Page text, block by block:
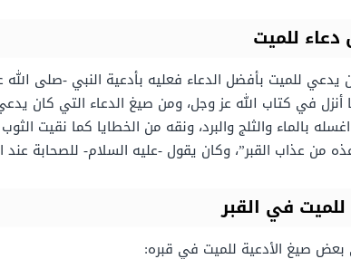
للميت
يدعي للميت بأفضل الدعاء فعليه بأدعية النبي -صلى
في كتاب الله عز وجل، ومن صيغ الدعاء التي كان
بالماء والثلج والبرد، ونقه من الخطايا كما نقيت
من عذاب القبر”، وكان يقول -عليه السلام- للصحابة
للميت في القبر
بعض صيغ الأدعية للميت في قبره: